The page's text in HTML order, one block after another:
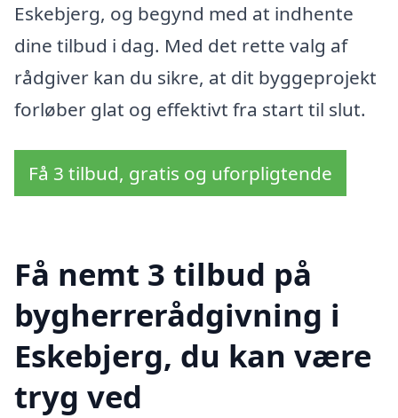
Eskebjerg, og begynd med at indhente
dine tilbud i dag. Med det rette valg af
rådgiver kan du sikre, at dit byggeprojekt
forløber glat og effektivt fra start til slut.
Få 3 tilbud, gratis og uforpligtende
Få nemt 3 tilbud på
bygherrerådgivning i
Eskebjerg, du kan være
tryg ved